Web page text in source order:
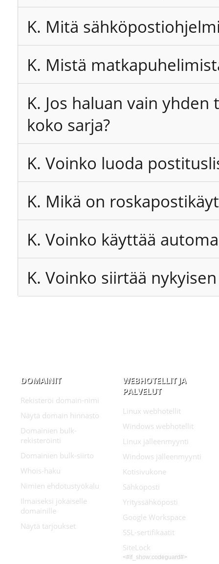
K. Mitä
K. Mistä
K. Jos haluan vain
koko sarja?
K. Voinko luoda
K. Mikä on
K. Voinko käyttää
K. Voinko siirtää
DOMAINIT
Rekisteröi domain-nimi
Näytä domain hinnasto
Domainien bulk-
rekisteröinti
Domainien bulk-siirto
Whois-haku
Nimien ehdotustyökalu
Ilmaiseksi jokaiselle
domainille
Näytä tarjoukset
WEBHOTELLIT JA
PALVELUT
Linux webhotellit
Windows webhotellit
Linux jälleenmyynti
Windows jälleenmyynti
Kotisivukone
Sähköposti
Yrityssähköposti
Google Workspace
SSL-sertifikaatit
SiteLock
<#if_show:codeguard#>